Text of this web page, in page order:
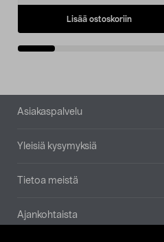
Lisää ostoskoriin
Alatunniste
Asiakaspalvelu
Yleisiä kysymyksiä
Tietoa meistä
Ajankohtaista